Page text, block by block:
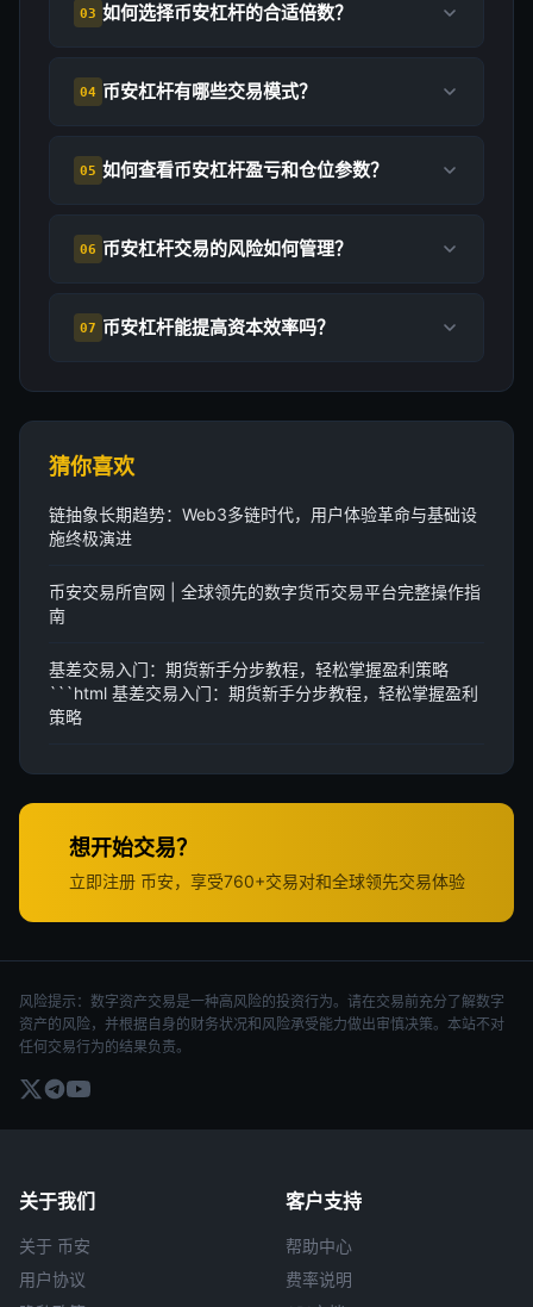
03 如何选择币安杠杆的合适倍数？
04 币安杠杆有哪些交易模式？
05 如何查看币安杠杆盈亏和仓位参数？
06 币安杠杆交易的风险如何管理？
07 币安杠杆能提高资本效率吗？
猜你喜欢
链抽象长期趋势：Web3多链时代，用户体验革命与基础设
施终极演进
币安交易所官网 | 全球领先的数字货币交易平台完整操作指
南
基差交易入门：期货新手分步教程，轻松掌握盈利策略
```html 基差交易入门：期货新手分步教程，轻松掌握盈利
策略
想开始交易？
立即注册 币安，享受760+交易对和全球领先交易体验
风险提示：数字资产交易是一种高风险的投资行为。请在交易前充分了解数字
资产的风险，并根据自身的财务状况和风险承受能力做出审慎决策。本站不对
任何交易行为的结果负责。
关于我们
关于 币安
用户协议
客户支持
帮助中心
费率说明